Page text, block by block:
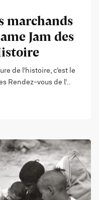
marchands
Jam des
de l’histoire, c’est le
Rendez-vous de l’